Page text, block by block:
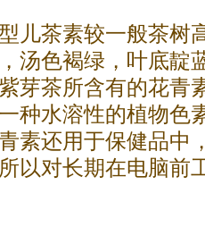
儿茶素较一般茶树
汤色褐绿，叶底靛
芽茶所含有的花青
种水溶性的植物色
素还用于保健品中
以对长期在电脑前